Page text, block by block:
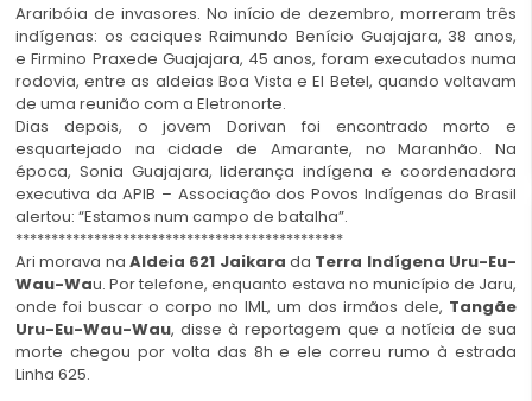
Araribóia de invasores. No início de dezembro, morreram três
indígenas: os caciques Raimundo Benício Guajajara, 38 anos,
e Firmino Praxede Guajajara, 45 anos, foram executados numa
rodovia, entre as aldeias Boa Vista e El Betel, quando voltavam
de uma reunião com a Eletronorte.
Dias depois, o jovem Dorivan foi encontrado morto e
esquartejado na cidade de Amarante, no Maranhão. Na
época, Sonia Guajajara, liderança indígena e coordenadora
executiva da APIB – Associação dos Povos Indígenas do Brasil
alertou: “Estamos num campo de batalha”.
**********************************************
Ari morava na Aldeia 621 Jaikara da Terra Indígena Uru-Eu-
Wau-Wau. Por telefone, enquanto estava no município de Jaru,
onde foi buscar o corpo no IML, um dos irmãos dele, Tangãe
Uru-Eu-Wau-Wau, disse à reportagem que a notícia de sua
morte chegou por volta das 8h e ele correu rumo à estrada
Linha 625.